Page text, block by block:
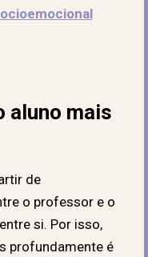
aluno mais
de
o professor e o
si. Por isso,
profundamente é